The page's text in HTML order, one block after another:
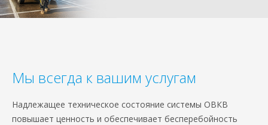
Мы всегда к вашим услугам
Надлежащее техническое состояние системы ОВКВ
повышает ценность и обеспечивает бесперебойность